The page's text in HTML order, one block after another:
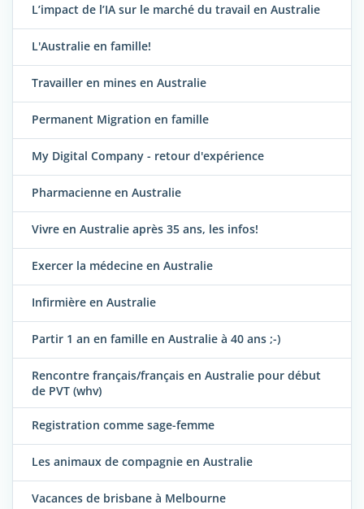
L’impact de l’IA sur le marché du travail en Australie
L'Australie en famille!
Travailler en mines en Australie
Permanent Migration en famille
My Digital Company - retour d'expérience
Pharmacienne en Australie
Vivre en Australie après 35 ans, les infos!
Exercer la médecine en Australie
Infirmière en Australie
Partir 1 an en famille en Australie à 40 ans ;-)
Rencontre français/français en Australie pour début
de PVT (whv)
Registration comme sage-femme
Les animaux de compagnie en Australie
Vacances de brisbane à Melbourne